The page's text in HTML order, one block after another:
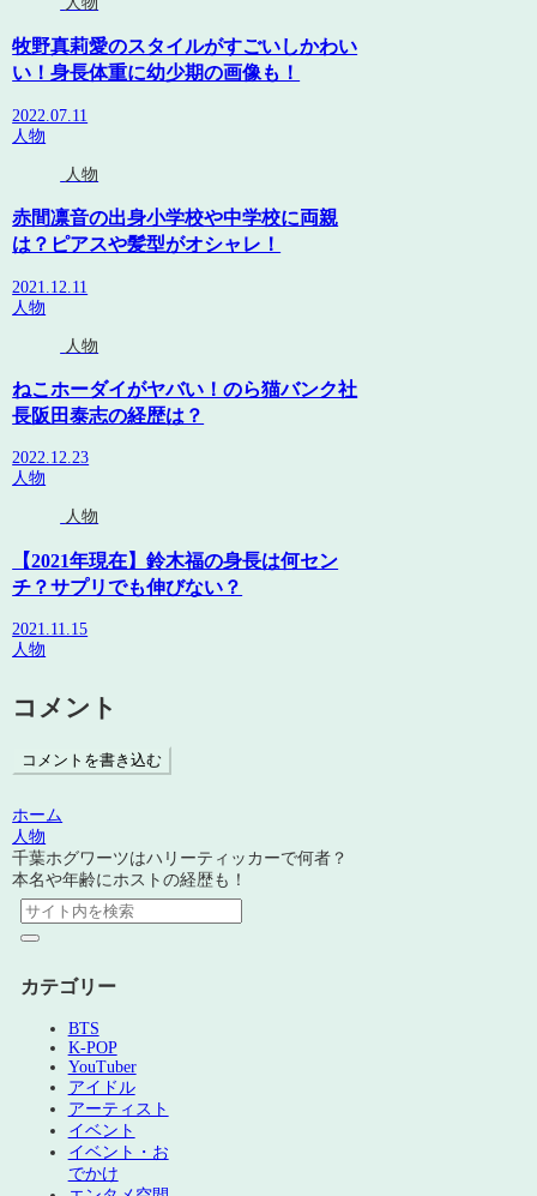
牧野真莉愛のスタイルがすごいしかわい
い！身長体重に幼少期の画像も！
2022.07.11
人物
人物
赤間凛音の出身小学校や中学校に両親
は？ピアスや髪型がオシャレ！
2021.12.11
人物
人物
ねこホーダイがヤバい！のら猫バンク社
長阪田泰志の経歴は？
2022.12.23
人物
人物
【2021年現在】鈴木福の身長は何セン
チ？サプリでも伸びない？
2021.11.15
人物
コメント
コメントを書き込む
ホーム
人物
千葉ホグワーツはハリーティッカーで何者？
本名や年齢にホストの経歴も！
カテゴリー
BTS
K-POP
YouTuber
アイドル
アーティスト
イベント
イベント・お
でかけ